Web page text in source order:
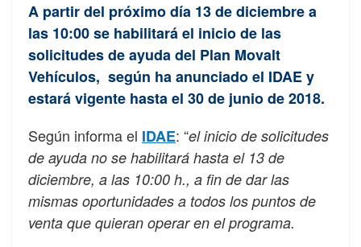
A partir del próximo día 13 de diciembre a
las 10:00 se habilitará el inicio de las
solicitudes de ayuda del Plan Movalt
Vehículos, según ha anunciado el IDAE y
estará vigente hasta el 30 de junio de 2018.
Según informa el IDAE: “el inicio de solicitudes
de ayuda no se habilitará hasta el 13 de
diciembre, a las 10:00 h., a fin de dar las
mismas oportunidades a todos los puntos de
venta que quieran operar en el programa.